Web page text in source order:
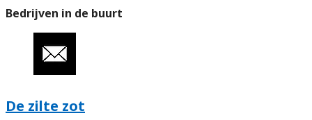
Bedrijven in de buurt
De zilte zot